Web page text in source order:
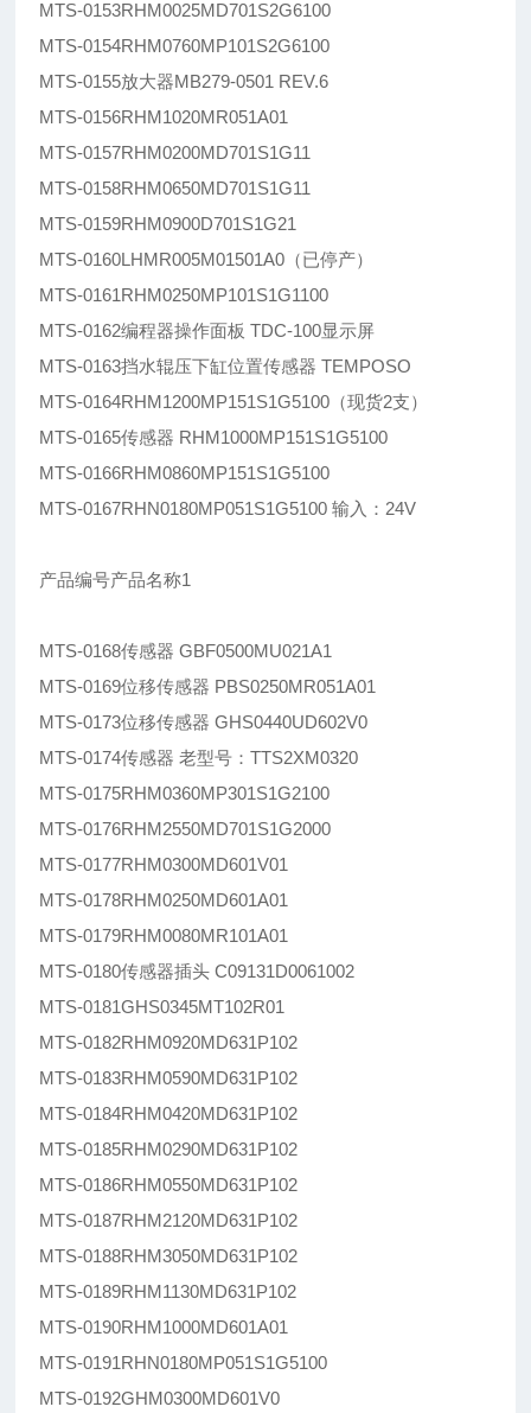
MTS-0153RHM0025MD701S2G6100
MTS-0154RHM0760MP101S2G6100
MTS-0155放大器MB279-0501 REV.6
MTS-0156RHM1020MR051A01
MTS-0157RHM0200MD701S1G11
MTS-0158RHM0650MD701S1G11
MTS-0159RHM0900D701S1G21
MTS-0160LHMR005M01501A0（已停产）
MTS-0161RHM0250MP101S1G1100
MTS-0162编程器操作面板 TDC-100显示屏
MTS-0163挡水辊压下缸位置传感器 TEMPOSO
MTS-0164RHM1200MP151S1G5100（现货2支）
MTS-0165传感器 RHM1000MP151S1G5100
MTS-0166RHM0860MP151S1G5100
MTS-0167RHN0180MP051S1G5100 输入：24V
产品编号产品名称1
MTS-0168传感器 GBF0500MU021A1
MTS-0169位移传感器 PBS0250MR051A01
MTS-0173位移传感器 GHS0440UD602V0
MTS-0174传感器 老型号：TTS2XM0320
MTS-0175RHM0360MP301S1G2100
MTS-0176RHM2550MD701S1G2000
MTS-0177RHM0300MD601V01
MTS-0178RHM0250MD601A01
MTS-0179RHM0080MR101A01
MTS-0180传感器插头 C09131D0061002
MTS-0181GHS0345MT102R01
MTS-0182RHM0920MD631P102
MTS-0183RHM0590MD631P102
MTS-0184RHM0420MD631P102
MTS-0185RHM0290MD631P102
MTS-0186RHM0550MD631P102
MTS-0187RHM2120MD631P102
MTS-0188RHM3050MD631P102
MTS-0189RHM1130MD631P102
MTS-0190RHM1000MD601A01
MTS-0191RHN0180MP051S1G5100
MTS-0192GHM0300MD601V0